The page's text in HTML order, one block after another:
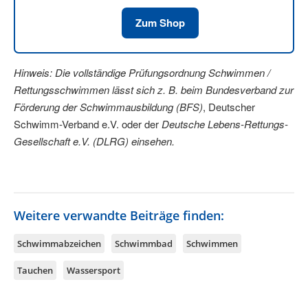
Zum Shop
Hinweis: Die vollständige Prüfungsordnung Schwimmen /
Rettungsschwimmen lässt sich z. B. beim Bundesverband zur
Förderung der Schwimmausbildung (BFS), Deutscher
Schwimm-Verband e.V. oder der Deutsche Lebens-Rettungs-
Gesellschafte.V. (DLRG) einsehen.
Weitere verwandte Beiträge finden:
Schwimmabzeichen Schwimmbad Schwimmen
Tauchen Wassersport